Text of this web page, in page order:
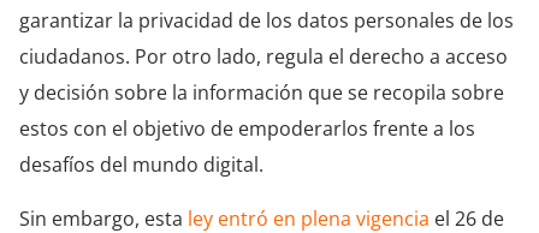
garantizar la privacidad de los datos personales de los
ciudadanos. Por otro lado, regula el derecho a acceso
y decisión sobre la información que se recopila sobre
estos con el objetivo de empoderarlos frente a los
desafíos del mundo digital.
Sin embargo, esta ley entró en plena vigencia el 26 de